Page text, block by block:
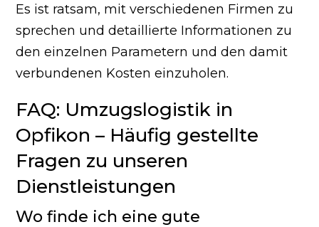
Es ist ratsam, mit verschiedenen Firmen zu
sprechen und detaillierte Informationen zu
den einzelnen Parametern und den damit
verbundenen Kosten einzuholen.
FAQ: Umzugslogistik in
Opfikon – Häufig gestellte
Fragen zu unseren
Dienstleistungen
Wo finde ich eine gute